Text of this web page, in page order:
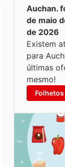
Auchan.
de maio
de 2026
Existem
para
últimas
mesmo!